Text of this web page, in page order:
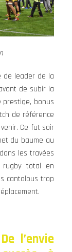
de leader de la
de subir la
prestige, bonus
de référence
Ce fut soir
du baume au
les travées
total en
cantalous trop
l’envie